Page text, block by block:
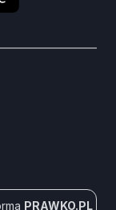
PRAWKO.PL